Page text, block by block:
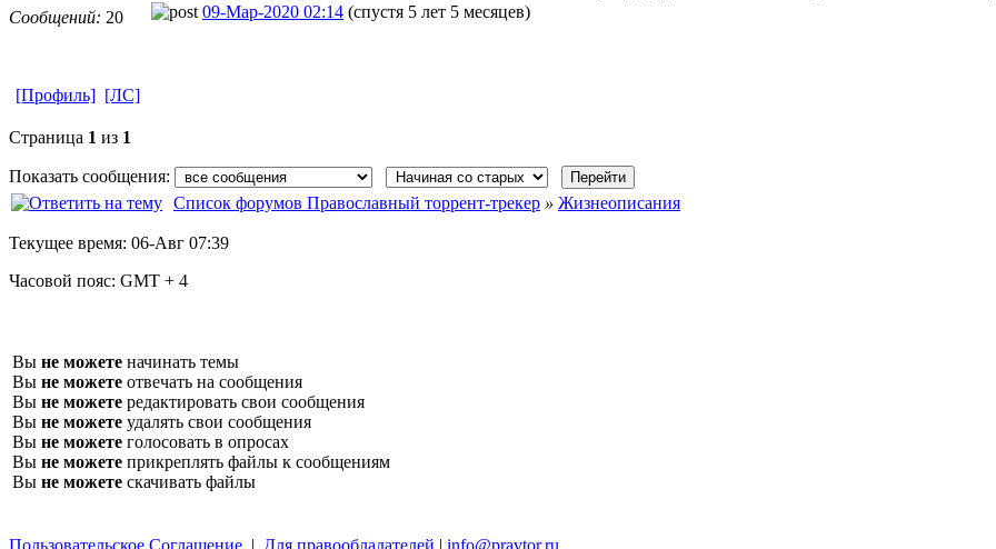
Сообщений: 20 09-Мар-2020 02:14 (спустя 5 лет 5 месяцев)
[Профиль] [ЛС]
Страница 1 из 1
Показать сообщения:
Список форумов Православный торрент-трекер » Жизнеописания
Текущее время: 06-Авг 07:39
Часовой пояс: GMT + 4
Вы не можете начинать темы
Вы не можете отвечать на сообщения
Вы не можете редактировать свои сообщения
Вы не можете удалять свои сообщения
Вы не можете голосовать в опросах
Вы не можете прикреплять файлы к сообщениям
Вы не можете скачивать файлы
Пользовательское Соглашение | Для правообладателей | info@pravtor.ru